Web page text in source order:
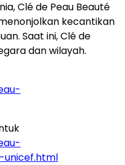
Clé de Peau Beauté
kecantikan
Saat ini, Clé de
dan wilayah.